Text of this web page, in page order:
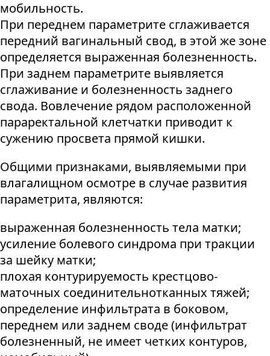
мобильность.
При переднем параметрите сглаживается
передний вагинальный свод, в этой же зоне
определяется выраженная болезненность.
При заднем параметрите выявляется
сглаживание и болезненность заднего
свода. Вовлечение рядом расположенной
параректальной клетчатки приводит к
сужению просвета прямой кишки.
Общими признаками, выявляемыми при
влагалищном осмотре в случае развития
параметрита, являются:
выраженная болезненность тела матки;
усиление болевого синдрома при тракции
за шейку матки;
плохая контурируемость крестцово-
маточных соединительнотканных тяжей;
определение инфильтрата в боковом,
переднем или заднем своде (инфильтрат
болезненный, не имеет четких контуров,